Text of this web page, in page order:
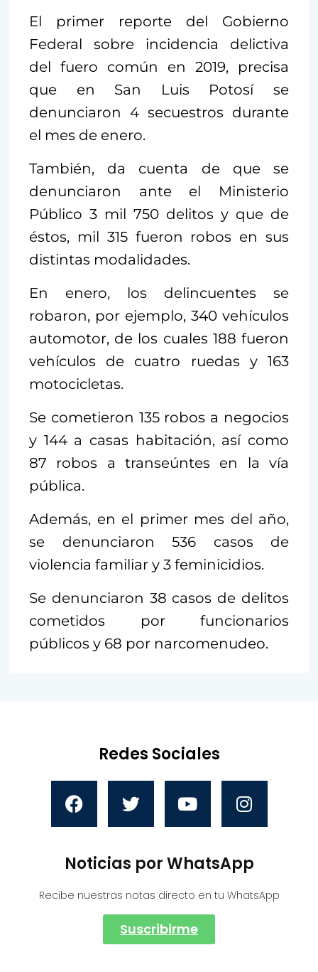
El primer reporte del Gobierno
Federal sobre incidencia delictiva
del fuero común en 2019, precisa
que en San Luis Potosí se
denunciaron 4 secuestros durante
el mes de enero.
También, da cuenta de que se
denunciaron ante el Ministerio
Público 3 mil 750 delitos y que de
éstos, mil 315 fueron robos en sus
distintas modalidades.
En enero, los delincuentes se
robaron, por ejemplo, 340 vehículos
automotor, de los cuales 188 fueron
vehículos de cuatro ruedas y 163
motocicletas.
Se cometieron 135 robos a negocios
y 144 a casas habitación, así como
87 robos a transeúntes en la vía
pública.
Además, en el primer mes del año,
se denunciaron 536 casos de
violencia familiar y 3 feminicidios.
Se denunciaron 38 casos de delitos
cometidos por funcionarios
públicos y 68 por narcomenudeo.
Redes Sociales
Noticias por WhatsApp
Recibe nuestras notas directo en tu WhatsApp
Suscribirme